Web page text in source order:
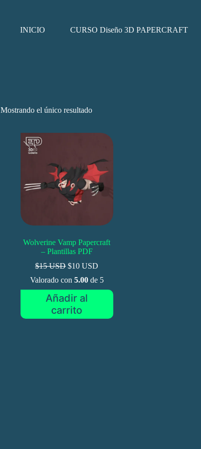
INICIO
CURSO Diseño 3D PAPERCRAFT
Mostrando el único resultado
Wolverine Vamp Papercraft
– Plantillas PDF
$15 USD $10 USD
Valorado con 5.00de 5
Añadir al
carrito